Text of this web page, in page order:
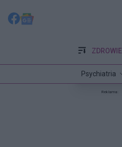
ZDROWIE
Psychiatria
Reklama: